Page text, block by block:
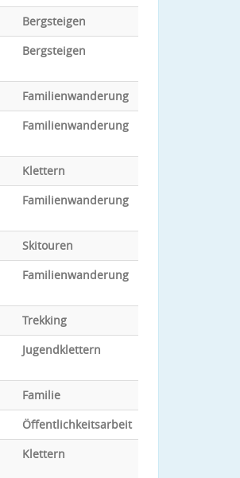
Bergsteigen
Bergsteigen
Familienwanderung
Familienwanderung
Klettern
Familienwanderung
Skitouren
Familienwanderung
Trekking
Jugendklettern
Familie
Öffentlichkeitsarbeit
Klettern